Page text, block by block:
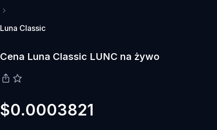
Luna Classic
Cena Luna Classic LUNC na żywo
$0.0003821